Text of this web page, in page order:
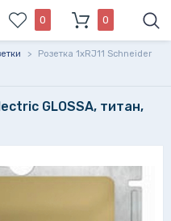
0 0
>
Розетка 1xRJ11 Schneider
GLOSSA, титан,